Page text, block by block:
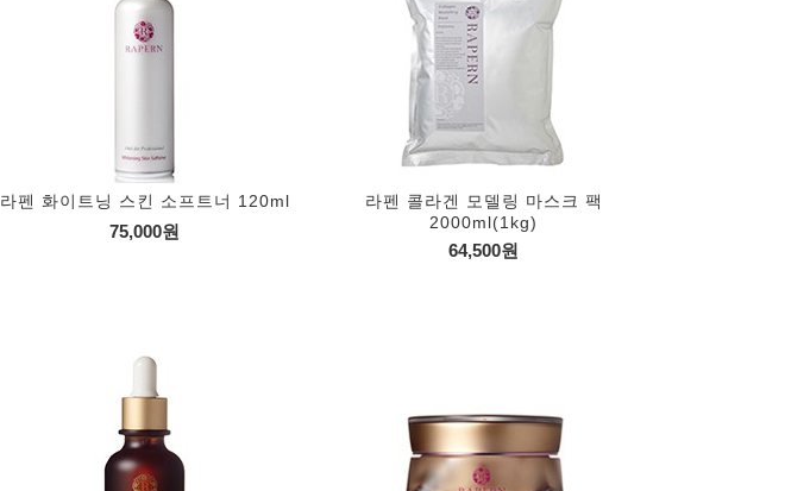
라펜 화이트닝 스킨 소프트너 120ml
75,000원
라펜 콜라겐 모델링 마스크 팩
2000ml(1kg)
64,500원